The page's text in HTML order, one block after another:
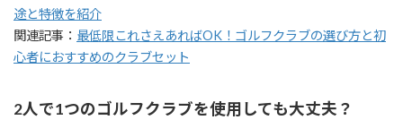
途と特徴を紹介
関連記事： 最低限これさえあればOK！ゴルフクラブの選び方と初
心者におすすめのクラブセット
2人で1つのゴルフクラブを使用しても大丈夫？